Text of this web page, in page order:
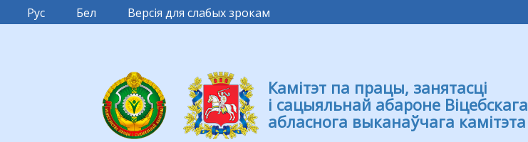
Рус Бел Версія для слабых зрокам
Камітэт па працы, занятасці
і сацыяльнай абароне Віцебскага
абласнога выканаўчага камітэта